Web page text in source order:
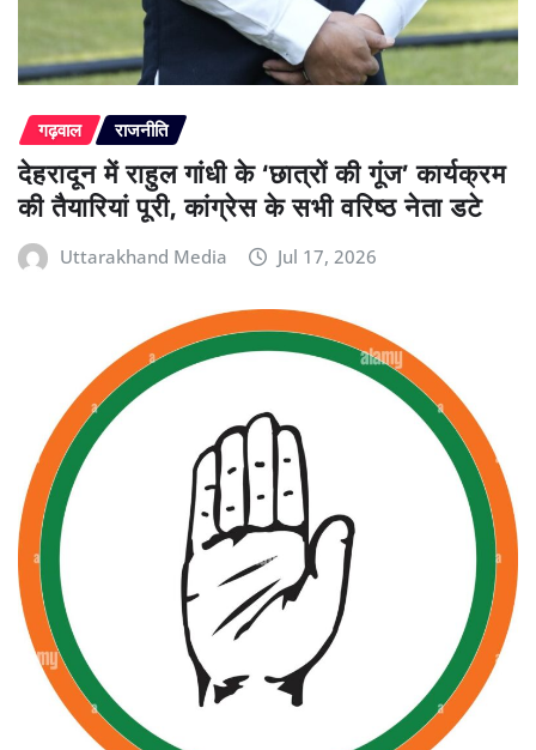
गढ़वाल राजनीति
देहरादून में राहुल गांधी के ‘छात्रों की गूंज’ कार्यक्रम
की तैयारियां पूरी, कांग्रेस के सभी वरिष्ठ नेता डटे
Uttarakhand Media Jul 17, 2026